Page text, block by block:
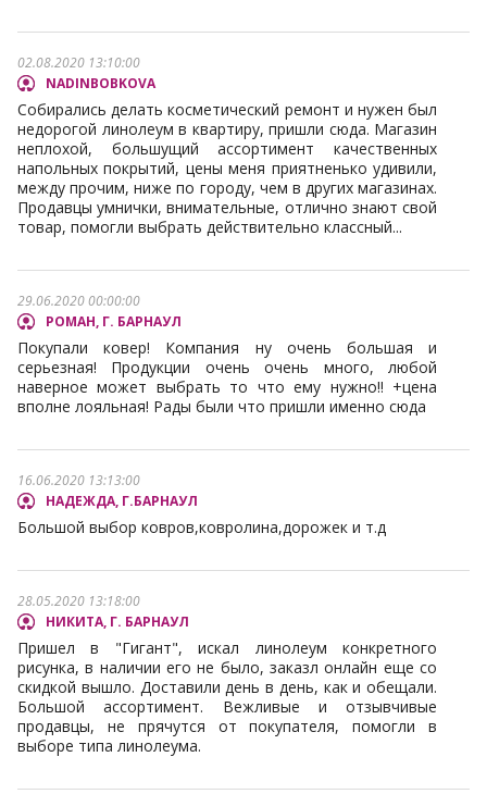
02.08.2020 13:10:00
NADINBOBKOVA
Собирались делать косметический ремонт и нужен был
недорогой линолеум в квартиру, пришли сюда. Магазин
неплохой, большущий ассортимент качественных
напольных покрытий, цены меня приятненько удивили,
между прочим, ниже по городу, чем в других магазинах.
Продавцы умнички, внимательные, отлично знают свой
товар, помогли выбрать действительно классный...
29.06.2020 00:00:00
РОМАН, Г. БАРНАУЛ
Покупали ковер! Компания ну очень большая и
серьезная! Продукции очень очень много, любой
наверное может выбрать то что ему нужно!! +цена
вполне лояльная! Рады были что пришли именно сюда
16.06.2020 13:13:00
НАДЕЖДА, Г.БАРНАУЛ
Большой выбор ковров,ковролина,дорожек и т.д
28.05.2020 13:18:00
НИКИТА, Г. БАРНАУЛ
Пришел в "Гигант", искал линолеум конкретного
рисунка, в наличии его не было, заказл онлайн еще со
скидкой вышло. Доставили день в день, как и обещали.
Большой ассортимент. Вежливые и отзывчивые
продавцы, не прячутся от покупателя, помогли в
выборе типа линолеума.